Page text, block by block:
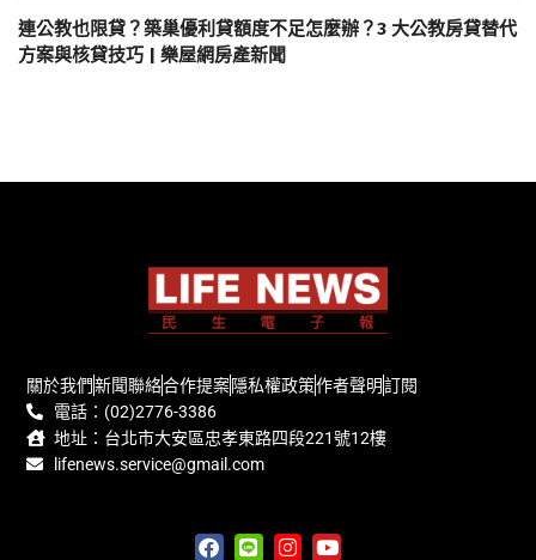
連公教也限貸？築巢優利貸額度不足怎麼辦？3 大公教房貸替代
方案與核貸技巧 | 樂屋網房產新聞
關於我們新聞聯絡合作提案隱私權政策作者聲明訂閱
電話：(02)2776-3386
地址：台北市大安區忠孝東路四段221號12樓
lifenews.service@gmail.com